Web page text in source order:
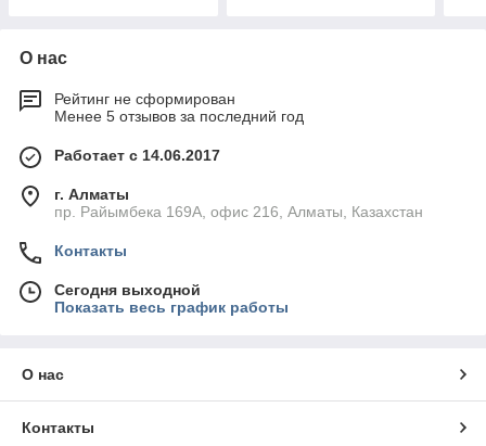
О нас
Рейтинг не сформирован
Менее 5 отзывов за последний год
Работает с 14.06.2017
г. Алматы
пр. Райымбека 169А, офис 216, Алматы, Казахстан
Контакты
Сегодня выходной
Показать весь график работы
О нас
Контакты